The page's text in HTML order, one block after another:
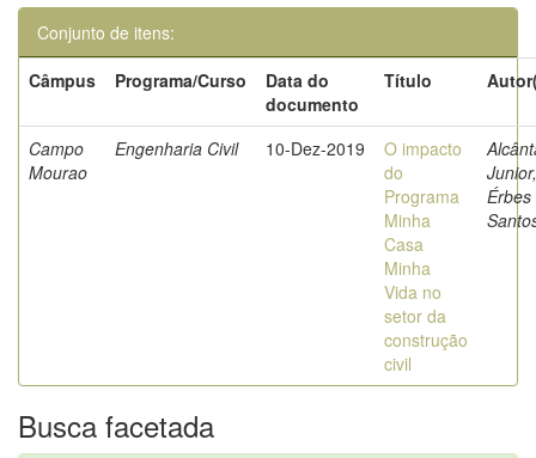
Conjunto de itens:
Câmpus
Programa/Curso
Data do
documento
Título
Campo
Mourao
Engenharia Civil 10-Dez-2019
O impacto
do
Programa
Minha
Casa
Minha
Vida no
setor da
construção
civil
Junior,
Érbes
Busca facetada